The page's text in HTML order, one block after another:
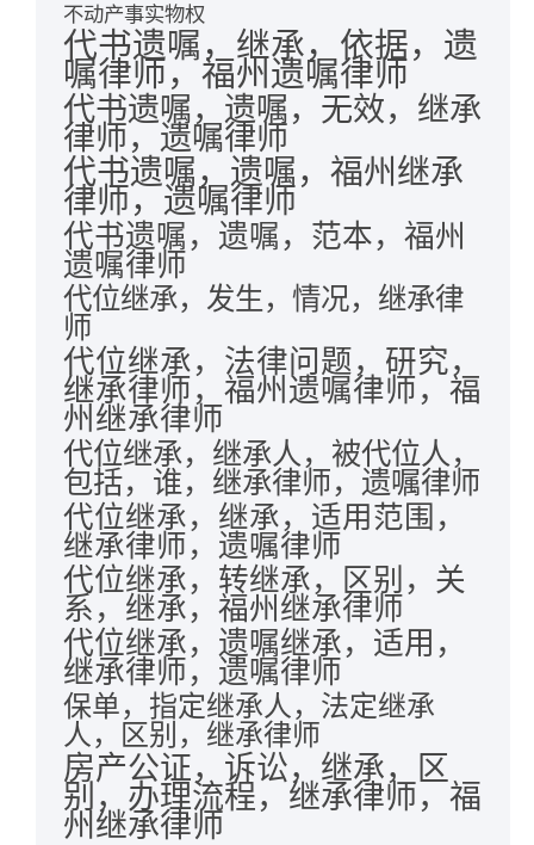
不动产事实物权
代书遗嘱，继承，依据，遗
嘱律师，福州遗嘱律师
代书遗嘱，遗嘱，无效，继承
律师，遗嘱律师
代书遗嘱，遗嘱，福州继承
律师，遗嘱律师
代书遗嘱，遗嘱，范本，福州
遗嘱律师
代位继承，发生，情况，继承律
师
代位继承，法律问题，研究，
继承律师，福州遗嘱律师，福
州继承律师
代位继承，继承人，被代位人，
包括，谁，继承律师，遗嘱律师
代位继承，继承，适用范围，
继承律师，遗嘱律师
代位继承，转继承，区别，关
系，继承，福州继承律师
代位继承，遗嘱继承，适用，
继承律师，遗嘱律师
保单，指定继承人，法定继承
人，区别，继承律师
房产公证，诉讼，继承，区
别，办理流程，继承律师，福
州继承律师